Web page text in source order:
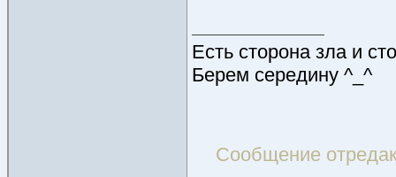
Есть сторона зла и
Берем середину ^_^
Сообщение